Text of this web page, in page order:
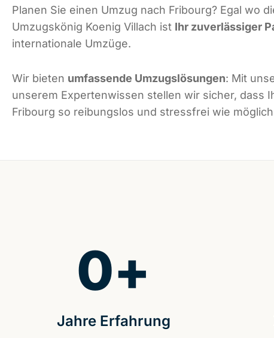
Planen Sie einen Umzug nach Fribourg? Egal wo
Umzugskönig Koenig Villach ist Ihr zuverlässiger
internationale Umzüge.
Wir bieten umfassende Umzugslösungen: Mit
unserem Expertenwissen stellen wir sicher, dass
Fribourg so reibungslos und stressfrei wie
Jahre Erfahrung
0+